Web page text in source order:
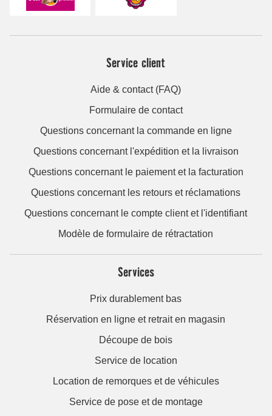
Service client
Aide & contact (FAQ)
Formulaire de contact
Questions concernant la commande en ligne
Questions concernant l'expédition et la livraison
Questions concernant le paiement et la facturation
Questions concernant les retours et réclamations
Questions concernant le compte client et l'identifiant
Modèle de formulaire de rétractation
Services
Prix durablement bas
Réservation en ligne et retrait en magasin
Découpe de bois
Service de location
Location de remorques et de véhicules
Service de pose et de montage